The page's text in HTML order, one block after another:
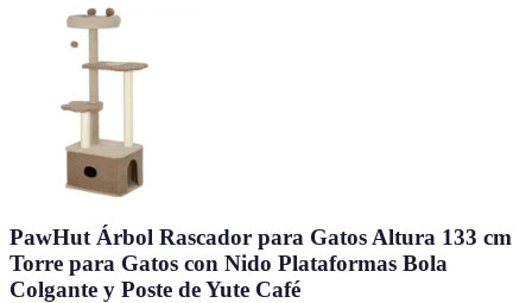
PawHut Árbol Rascador para Gatos Altura 133 cm
Torre para Gatos con Nido Plataformas Bola
Colgante y Poste de Yute Café